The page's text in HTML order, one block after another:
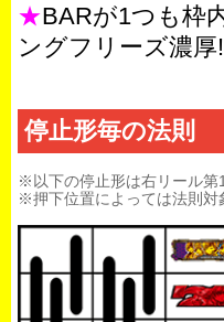
★BARが1つも枠
ングフリーズ濃厚!
停止形毎の法則
※以下の停止形は右リール第
※押下位置によっては法則対